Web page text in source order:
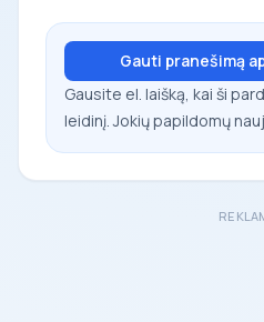
Gauti pranešimą
Gausite el. laišką, kai ši
leidinį. Jokių papildomų